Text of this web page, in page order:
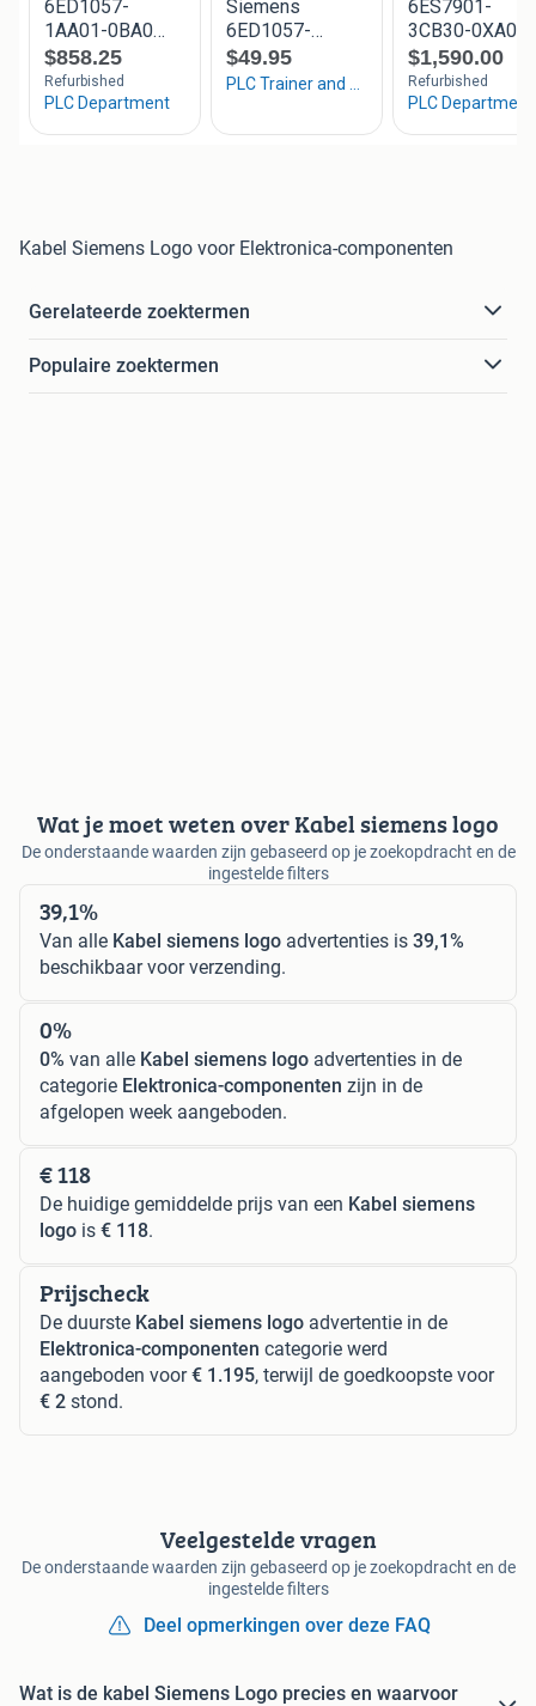
Kabel Siemens Logo voor Elektronica-componenten
Gerelateerde zoektermen
Populaire zoektermen
Wat je moet weten over Kabel siemens logo
De onderstaande waarden zijn gebaseerd op je zoekopdracht en de
ingestelde filters
39,1%
Van alle Kabel siemens logo advertenties is 39,1%
beschikbaar voor verzending.
0%
0% van alle Kabel siemens logo advertenties in de
categorie Elektronica-componenten zijn in de
afgelopen week aangeboden.
€ 118
De huidige gemiddelde prijs van een Kabel siemens
logo is € 118.
Prijscheck
De duurste Kabel siemens logo advertentie in de
Elektronica-componenten categorie werd
aangeboden voor€ 1.195, terwijl de goedkoopste voor
€ 2 stond.
Veelgestelde vragen
De onderstaande waarden zijn gebaseerd op je zoekopdracht en de
ingestelde filters
Deel opmerkingen over deze FAQ
Wat is de kabel Siemens Logo precies en waarvoor